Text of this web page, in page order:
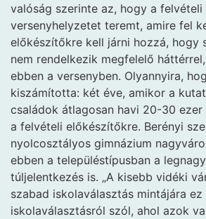
valóság szerinte az, hogy a
versenyhelyzetet teremt, amire fel
előkészítőkre kell járni hozzá, hogy
nem rendelkezik megfelelő
ebben a versenyben. Olyannyira,
kiszámította: két éve, amikor a
családok átlagosan havi 20-30
a felvételi előkészítőkre. Berényi
nyolcosztályos gimnázium
ebben a településtípusban a
túljelentkezés is. „A kisebb vidéki
szabad iskolaválasztás mintájára
iskolaválasztásról szól, ahol azok